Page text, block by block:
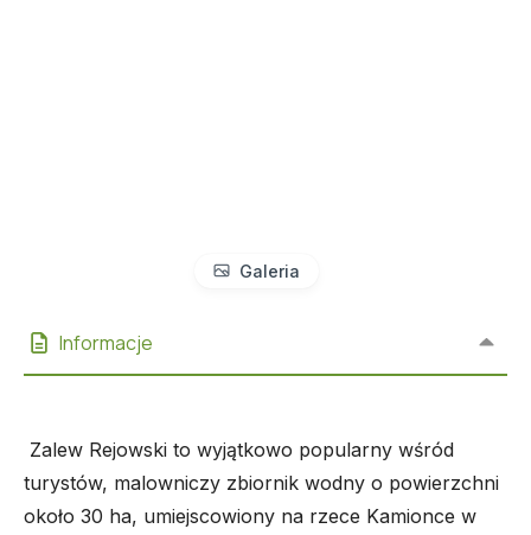
Galeria
Informacje
Zalew Rejowski to wyjątkowo popularny wśród
turystów, malowniczy zbiornik wodny o powierzchni
około 30 ha, umiejscowiony na rzece Kamionce w